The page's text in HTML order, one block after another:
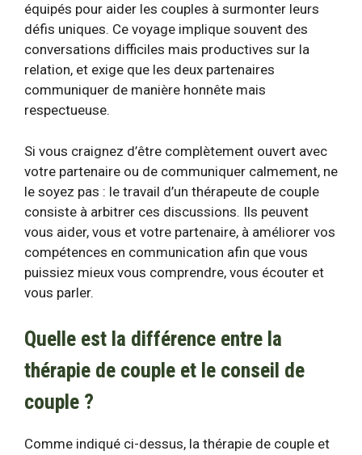
équipés pour aider les couples à surmonter leurs
défis uniques. Ce voyage implique souvent des
conversations difficiles mais productives sur la
relation, et exige que les deux partenaires
communiquer de manière honnête mais
respectueuse.
Si vous craignez d’être complètement ouvert avec
votre partenaire ou de communiquer calmement, ne
le soyez pas : le travail d’un thérapeute de couple
consiste à arbitrer ces discussions. Ils peuvent
vous aider, vous et votre partenaire, à améliorer vos
compétences en communication afin que vous
puissiez mieux vous comprendre, vous écouter et
vous parler.
Quelle est la différence entre la
thérapie de couple et le conseil de
couple ?
Comme indiqué ci-dessus, la thérapie de couple et